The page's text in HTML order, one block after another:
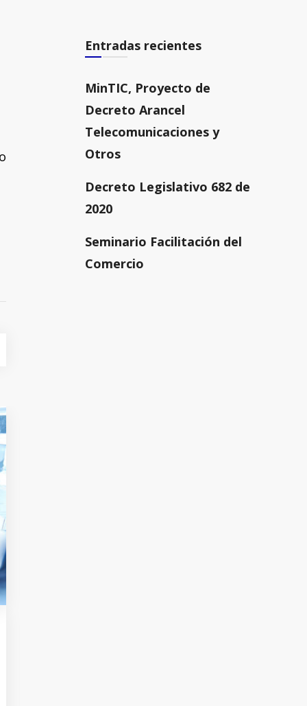
Entradas recientes
MinTIC, Proyecto de
Decreto Arancel
Telecomunicaciones y
Otros
Decreto Legislativo 682 de
2020
Seminario Facilitación del
Comercio